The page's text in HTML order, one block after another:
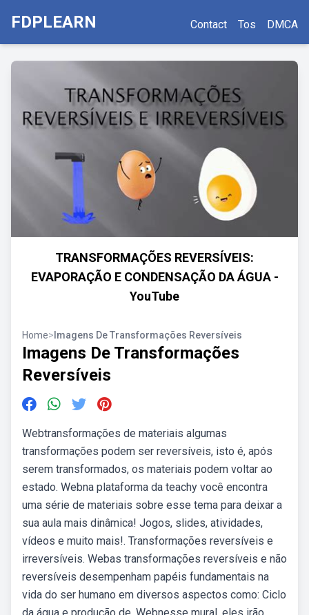
FDPLEARN Contact Tos DMCA
TRANSFORMAÇÕES REVERSÍVEIS:
EVAPORAÇÃO E CONDENSAÇÃO DA ÁGUA -
YouTube
Home> Imagens De Transformações Reversíveis
Imagens De Transformações
Reversíveis
Webtransformações de materiais algumas
transformações podem ser reversíveis, isto é, após
serem transformados, os materiais podem voltar ao
estado. Webna plataforma da teachy você encontra
uma série de materiais sobre esse tema para deixar a
sua aula mais dinâmica! Jogos, slides, atividades,
vídeos e muito mais!. Transformações reversíveis e
irreversíveis. Webas transformações reversíveis e não
reversíveis desempenham papéis fundamentais na
vida do ser humano em diversos aspectos como: Ciclo